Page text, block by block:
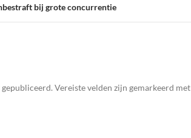
bij grote concurrentie
Vereiste velden zijn gemarkeerd met